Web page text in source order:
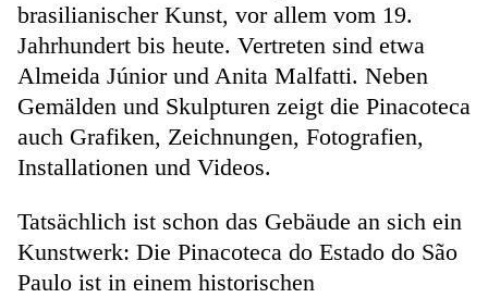
brasilianischer Kunst, vor allem vom 19.
Jahrhundert bis heute. Vertreten sind etwa
Almeida Júnior und Anita Malfatti. Neben
Gemälden und Skulpturen zeigt die Pinacoteca
auch Grafiken, Zeichnungen, Fotografien,
Installationen und Videos.
Tatsächlich ist schon das Gebäude an sich ein
Kunstwerk: Die Pinacoteca do Estado do São
Paulo ist in einem historischen